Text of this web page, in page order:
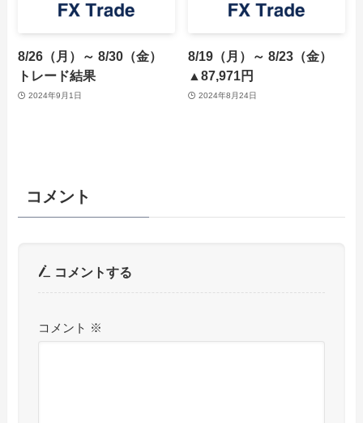
8/26（月）～ 8/30（金）
トレード結果
2024年9月1日
8/19（月）～ 8/23（金）
▲87,971円
2024年8月24日
コメント
コメントする
コメント ※